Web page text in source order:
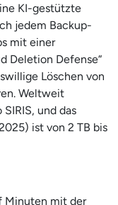
KI-gestützte
jedem Backup-
mit einer
Deletion Defense“
Löschen von
Weltweit
und das
ist von 2 TB bis
Minuten mit der